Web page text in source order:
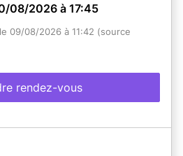
08/2026 à 17:45
09/08/2026 à 11:42 (source
rendez-vous